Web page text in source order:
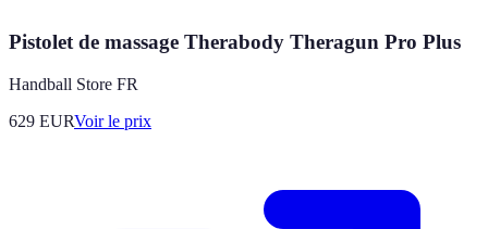
Pistolet de massage Therabody Theragun Pro Plus
Handball Store FR
629 EURVoir le prix